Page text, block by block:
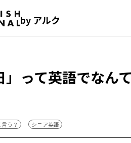
by アルク
」って英語でな
う？ シニア英語